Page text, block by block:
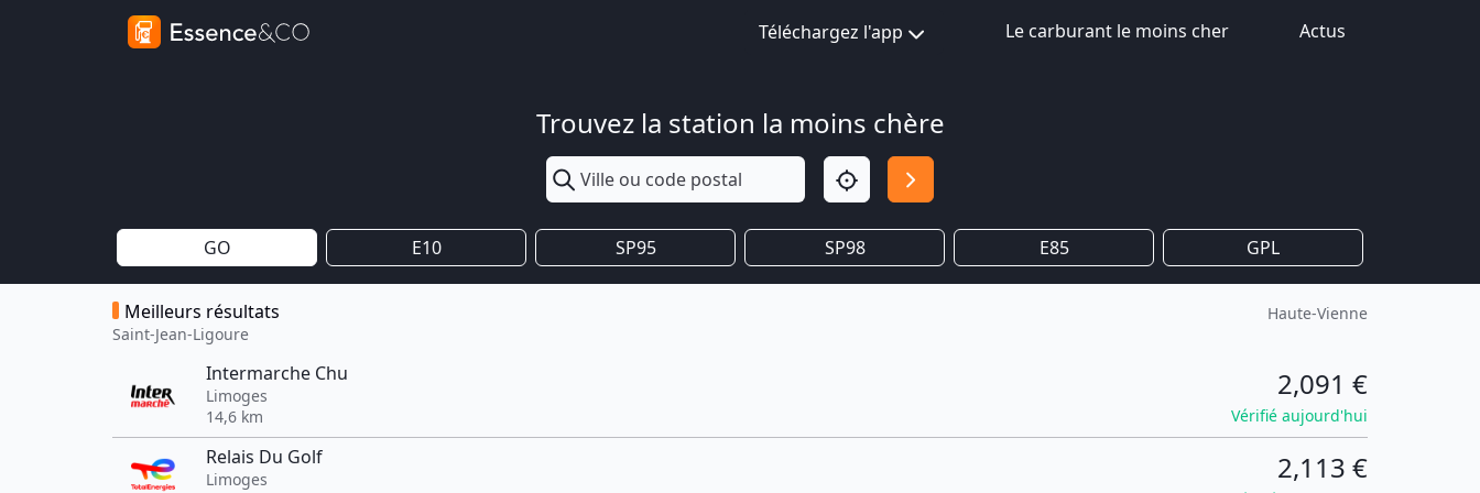
Téléchargez l'app Le carburant le moins cher Actus
Trouvez la station la moins chère
GO E10 SP95 SP98 E85 GPL
Meilleurs résultats
Saint-Jean-Ligoure
Haute-Vienne
Intermarche Chu
Limoges
14,6 km
2,091 €
Vérifié aujourd'hui
Relais Du Golf
Limoges
2,113 €